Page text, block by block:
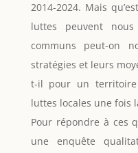
2014-2024. Mais
luttes peuvent
communs peut-on
stratégies et leurs
t-il pour un
luttes locales une fois
Pour répondre à ces
une enquête